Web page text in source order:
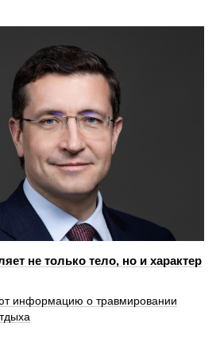
не только тело, но и характер
информацию о травмировании